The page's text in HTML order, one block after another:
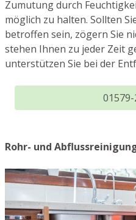
Zumutung durch
möglich zu halten. Sollten
betroffen sein, zögern Sie
stehen Ihnen zu jeder Zeit
unterstützen Sie bei der
Rohr- und